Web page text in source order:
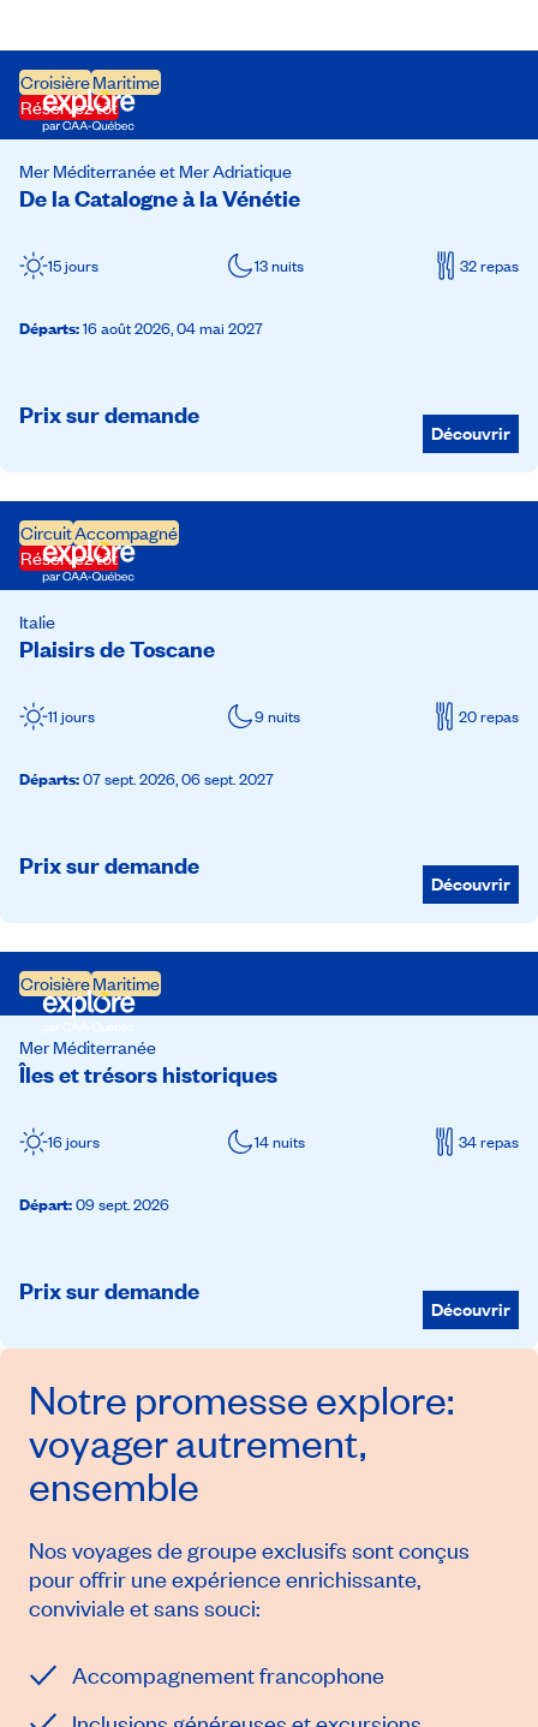
CroisièreMaritime
Réservez tôt
De la Catalogne à la Vénétie
Mer Méditerranée et Mer Adriatique
15 jours 13 nuits 32 repas
Départs:16 août 2026,04 mai 2027
Prix sur demande
Découvrir
CircuitAccompagné
Réservez tôt
Plaisirs de Toscane
Italie
11 jours 9 nuits 20 repas
Départs:07 sept. 2026,06 sept. 2027
Prix sur demande
Découvrir
CroisièreMaritime
Îles et trésors historiques
Mer Méditerranée
16 jours 14 nuits 34 repas
Départ:09 sept. 2026
Prix sur demande
Découvrir
Notre promesseexplore:
voyager autrement,
ensemble
Nos voyages de groupe exclusifs sont conçus
pour offrir une expérience enrichissante,
conviviale et sans souci:
Accompagnement francophone